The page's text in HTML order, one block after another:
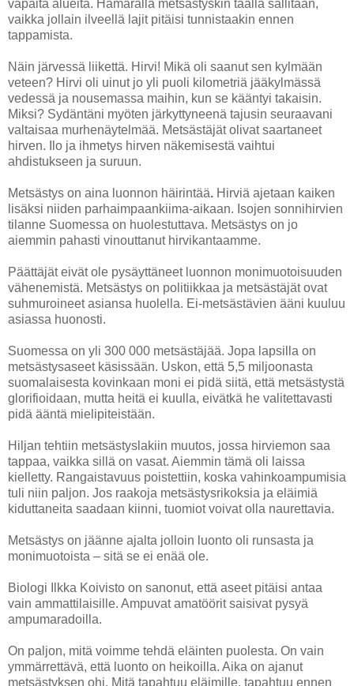
vapaita alueita. Hämärällä metsästyskin täällä sallitaan,
vaikka jollain ilveellä lajit pitäisi tunnistaakin ennen
tappamista.
Näin järvessä liikettä. Hirvi! Mikä oli saanut sen kylmään
veteen? Hirvi oli uinut jo yli puoli kilometriä jääkylmässä
vedessä ja nousemassa maihin, kun se kääntyi takaisin.
Miksi? Sydäntäni myöten järkyttyneenä tajusin seuraavani
valtaisaa murhenäytelmää. Metsästäjät olivat saartaneet
hirven. Ilo ja ihmetys hirven näkemisestä vaihtui
ahdistukseen ja suruun.
Metsästys on aina luonnon häirintää. Hirviä ajetaan kaiken
lisäksi niiden parhaimpaankiima-aikaan. Isojen sonnihirvien
tilanne Suomessa on huolestuttava. Metsästys on jo
aiemmin pahasti vinouttanut hirvikantaamme.
Päättäjät eivät ole pysäyttäneet luonnon monimuotoisuuden
vähenemistä. Metsästys on politiikkaa ja metsästäjät ovat
suhmuroineet asiansa huolella. Ei-metsästävien ääni kuuluu
asiassa huonosti.
Suomessa on yli 300 000 metsästäjää. Jopa lapsilla on
metsästysaseet käsissään. Uskon, että 5,5 miljoonasta
suomalaisesta kovinkaan moni ei pidä siitä, että metsästystä
glorifioidaan, mutta heitä ei kuulla, eivätkä he valitettavasti
pidä ääntä mielipiteistään.
Hiljan tehtiin metsästyslakiin muutos, jossa hirviemon saa
tappaa, vaikka sillä on vasat. Aiemmin tämä oli laissa
kielletty. Rangaistavuus poistettiin, koska vahinkoampumisia
tuli niin paljon. Jos raakoja metsästysrikoksia ja eläimiä
kiduttaneita saadaan kiinni, tuomiot voivat olla naurettavia.
Metsästys on jäänne ajalta jolloin luonto oli runsasta ja
monimuotoista – sitä se ei enää ole.
Biologi Ilkka Koivisto on sanonut, että aseet pitäisi antaa
vain ammattilaisille. Ampuvat amatöörit saisivat pysyä
ampumaradoilla.
On paljon, mitä voimme tehdä eläinten puolesta. On vain
ymmärrettävä, että luonto on heikoilla. Aika on ajanut
metsästyksen ohi. Mitä tapahtuu eläimille, tapahtuu ennen